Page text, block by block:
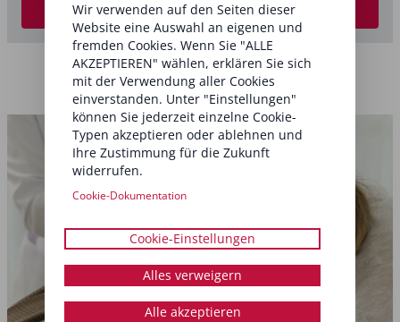
MEDICAL abonnieren
Wir verwenden auf den Seiten dieser
Website eine Auswahl an eigenen und
fremden Cookies. Wenn Sie "ALLE
AKZEPTIEREN" wählen, erklären Sie sich
mit der Verwendung aller Cookies
einverstanden. Unter "Einstellungen"
können Sie jederzeit einzelne Cookie-
Typen akzeptieren oder ablehnen und
Ihre Zustimmung für die Zukunft
widerrufen.
Cookie-Dokumentation
Cookie-Einstellungen
Alles verweigern
Alle akzeptieren